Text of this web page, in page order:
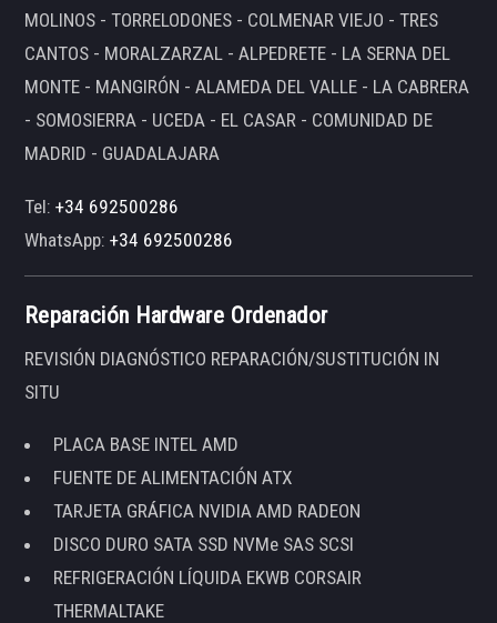
MOLINOS - TORRELODONES - COLMENAR VIEJO - TRES
CANTOS - MORALZARZAL - ALPEDRETE - LA SERNA DEL
MONTE - MANGIRÓN - ALAMEDA DEL VALLE - LA CABRERA
- SOMOSIERRA - UCEDA - EL CASAR - COMUNIDAD DE
MADRID - GUADALAJARA
Tel:+34 692500286
WhatsApp:+34 692500286
Reparación Hardware Ordenador
REVISIÓN DIAGNÓSTICO REPARACIÓN/SUSTITUCIÓN IN
SITU
PLACA BASE INTEL AMD
FUENTE DE ALIMENTACIÓN ATX
TARJETA GRÁFICA NVIDIA AMD RADEON
DISCO DURO SATA SSD NVMe SAS SCSI
REFRIGERACIÓN LÍQUIDA EKWB CORSAIR
THERMALTAKE